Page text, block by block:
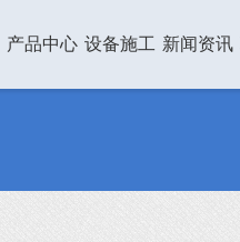
产品中心 设备施工 新闻资讯